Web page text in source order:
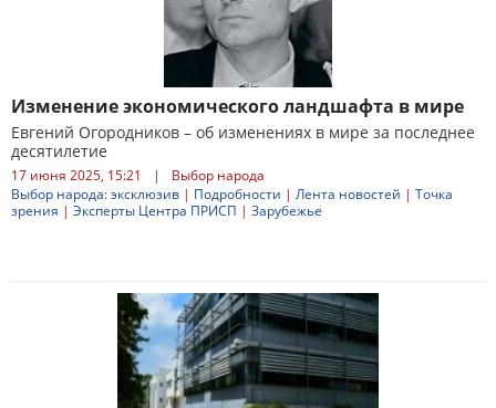
Изменение экономического ландшафта в мире
Евгений Огородников – об изменениях в мире за последнее
десятилетие
17 июня 2025, 15:21 |
Выбор народа
Выбор народа: эксклюзив | Подробности | Лента новостей | Точка
зрения | Эксперты Центра ПРИСП | Зарубежье